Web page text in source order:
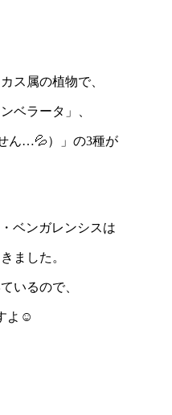
ス属の植物で、
ベラータ」、
ん…💦）」の3種が
ベンガレンシスは
ました。
いるので、
よ☺